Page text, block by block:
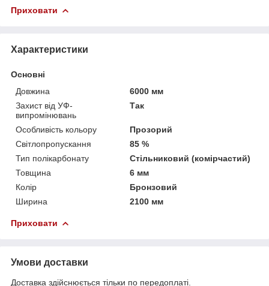
Приховати
Характеристики
Основні
Довжина
6000 мм
Захист від УФ-
випромінювань
Так
Особливість кольору
Прозорий
Світлопропускання
85 %
Тип полікарбонату
Стільниковий (комірчастий)
Товщина
6 мм
Колір
Бронзовий
Ширина
2100 мм
Приховати
Умови доставки
Доставка здійснюється тільки по передоплаті.